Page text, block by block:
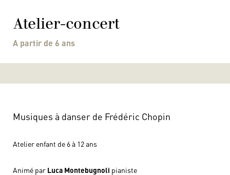
Atelier-concert
A partir de 6 ans
Musiques à danser de Frédéric Chopin
Atelier enfant de 6 à 12 ans
Animé par Luca Montebugnoli pianiste